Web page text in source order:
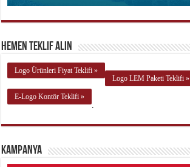
Hemen Teklif Alın
Logo Ürünleri Fiyat Teklifi »
Logo LEM Paketi Teklifi »
E-Logo Kontör Teklifi »
.
Kampanya